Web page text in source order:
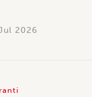
2026